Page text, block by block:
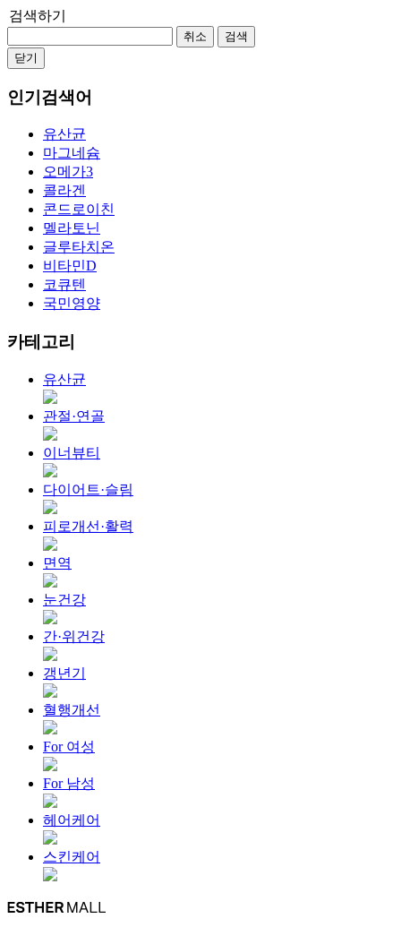
검색하기
취소
검색
닫기
인기검색어
유산균
마그네슘
오메가3
콜라겐
콘드로이친
멜라토닌
글루타치온
비타민D
코큐텐
국민영양
카테고리
유산균
관절·연골
이너뷰티
다이어트·슬림
피로개선·활력
면역
눈건강
간·위건강
갱년기
혈행개선
For 여성
For 남성
헤어케어
스킨케어